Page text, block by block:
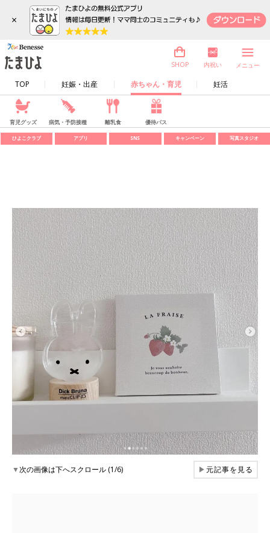
×
TOP 妊娠・出産 赤ちゃん・育児 妊活
SHOP 内祝い メニュー
育児グッズ 病気・予防接種 離乳食 優待パス
ひよこクラブ アプリ SNS キャンペーン 写真スタジオ
▼次の画像は下へスクロール (1/6) ▶元記事を見る